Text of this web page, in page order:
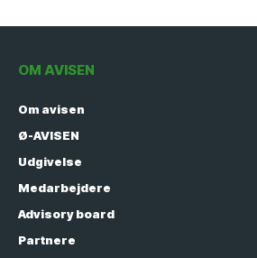
OM AVISEN
Om avisen
Ø-AVISEN
Udgivelse
Medarbejdere
Advisory board
Partnere